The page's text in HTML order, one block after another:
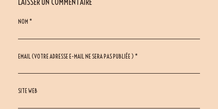
NOM *
EMAIL (VOTRE ADRESSE E-MAIL NE SERA PAS PUBLIÉE ) *
SITE WEB